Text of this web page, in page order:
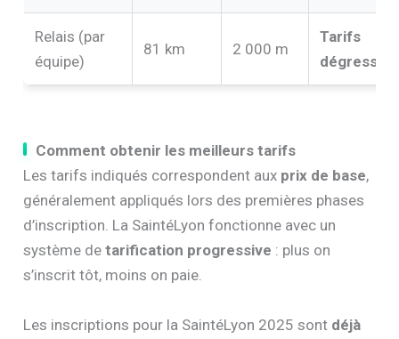
Relais (par
équipe)
81 km 2 000 m
Tarifs
dégressifs
Comment obtenir les meilleurs tarifs
Les tarifs indiqués correspondent aux prix de base,
généralement appliqués lors des premières phases
d’inscription. La SaintéLyon fonctionne avec un
système detarification progressive : plus on
s’inscrit tôt, moins on paie.
Les inscriptions pour la SaintéLyon 2025 sont déjà